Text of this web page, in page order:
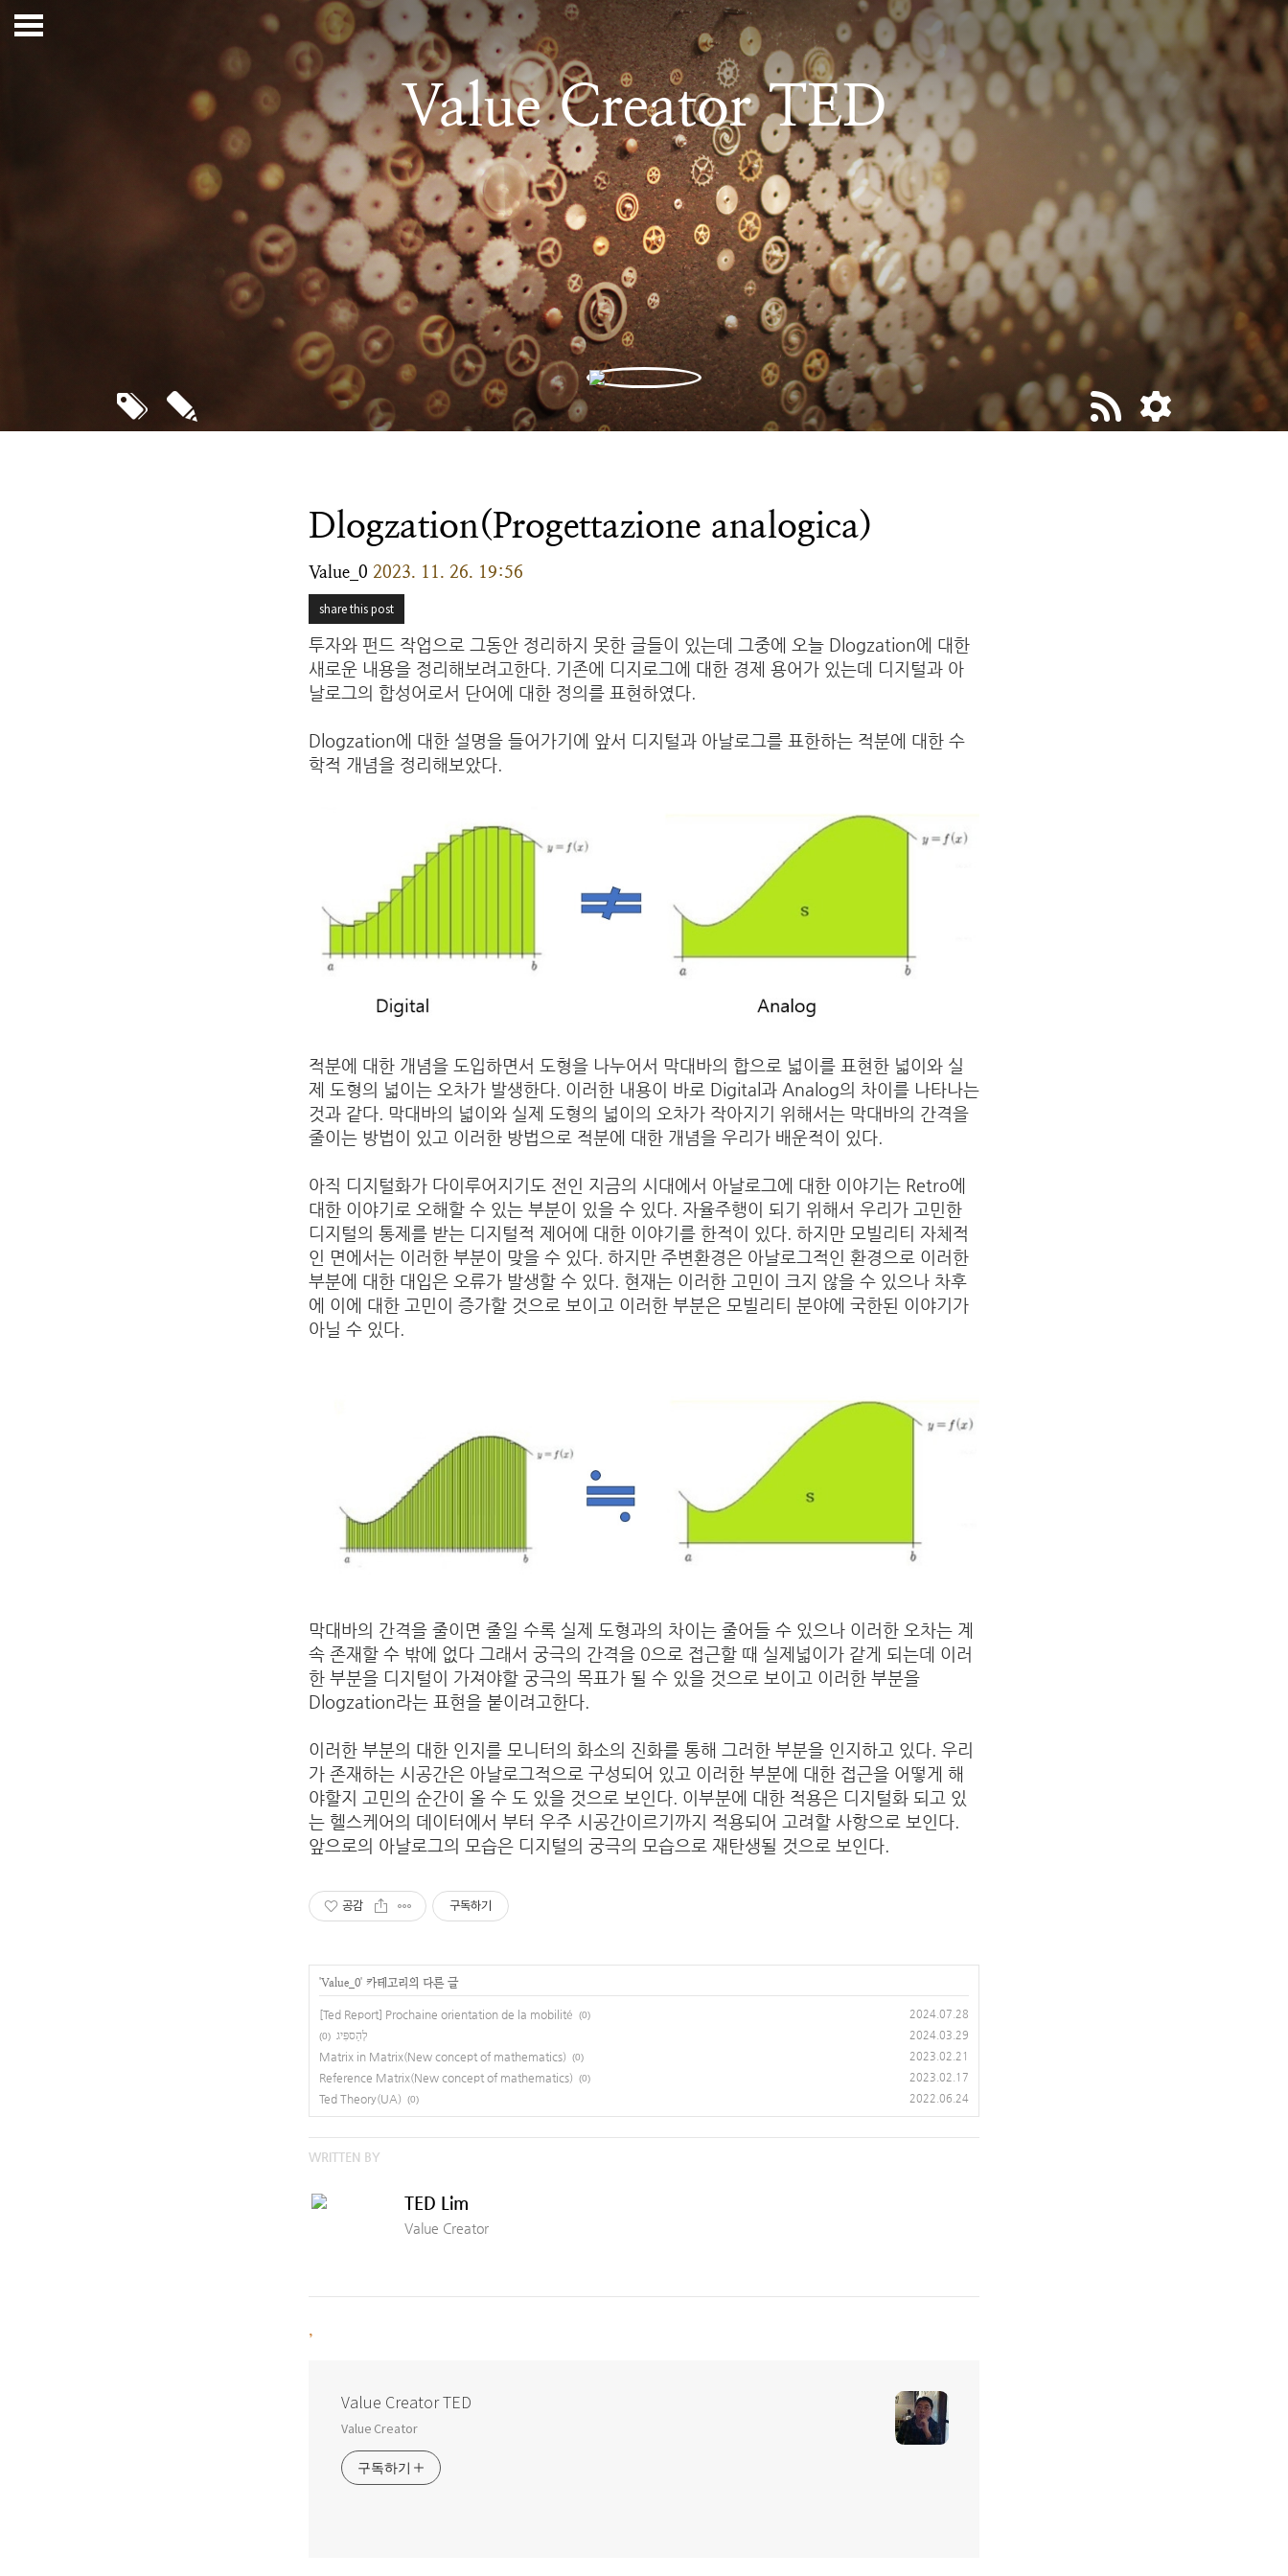
Value Creator TED
Dlogzation(Progettazione analogica)
Value_0 2023. 11. 26. 19:56
share this post
투자와 펀드 작업으로 그동안 정리하지 못한 글들이 있는데 그중에 오늘 Dlogzation에 대한
새로운 내용을 정리해보려고한다. 기존에 디지로그에 대한 경제 용어가 있는데 디지털과 아
날로그의 합성어로서 단어에 대한 정의를 표현하였다.
Dlogzation에 대한 설명을 들어가기에 앞서 디지털과 아날로그를 표한하는 적분에 대한 수
학적 개념을 정리해보았다.
적분에 대한 개념을 도입하면서 도형을 나누어서 막대바의 합으로 넓이를 표현한 넓이와 실
제 도형의 넓이는 오차가 발생한다. 이러한 내용이 바로 Digital과 Analog의 차이를 나타나는
것과 같다. 막대바의 넓이와 실제 도형의 넓이의 오차가 작아지기 위해서는 막대바의 간격을
줄이는 방법이 있고 이러한 방법으로 적분에 대한 개념을 우리가 배운적이 있다.
아직 디지털화가 다이루어지기도 전인 지금의 시대에서 아날로그에 대한 이야기는 Retro에
대한 이야기로 오해할 수 있는 부분이 있을 수 있다. 자율주행이 되기 위해서 우리가 고민한
디지털의 통제를 받는 디지털적 제어에 대한 이야기를 한적이 있다. 하지만 모빌리티 자체적
인 면에서는 이러한 부분이 맞을 수 있다. 하지만 주변환경은 아날로그적인 환경으로 이러한
부분에 대한 대입은 오류가 발생할 수 있다. 현재는 이러한 고민이 크지 않을 수 있으나 차후
에 이에 대한 고민이 증가할 것으로 보이고 이러한 부분은 모빌리티 분야에 국한된 이야기가
아닐 수 있다.
막대바의 간격을 줄이면 줄일 수록 실제 도형과의 차이는 줄어들 수 있으나 이러한 오차는 계
속 존재할 수 밖에 없다 그래서 궁극의 간격을 0으로 접근할 때 실제넓이가 같게 되는데 이러
한 부분을 디지털이 가져야할 궁극의 목표가 될 수 있을 것으로 보이고 이러한 부분을
Dlogzation라는 표현을 붙이려고한다.
이러한 부분의 대한 인지를 모니터의 화소의 진화를 통해 그러한 부분을 인지하고 있다. 우리
가 존재하는 시공간은 아날로그적으로 구성되어 있고 이러한 부분에 대한 접근을 어떻게 해
야할지 고민의 순간이 올 수 도 있을 것으로 보인다. 이부분에 대한 적용은 디지털화 되고 있
는 헬스케어의 데이터에서 부터 우주 시공간이르기까지 적용되어 고려할 사항으로 보인다.
앞으로의 아날로그의 모습은 디지털의 궁극의 모습으로 재탄생될 것으로 보인다.
공감 구독하기
'Value_0' 카테고리의 다른 글
[Ted Report] Prochaine orientation de la mobilité (0) 2024.07.28
לְהַספִּיג (0) 2024.03.29
Matrix in Matrix(New concept of mathematics) (0) 2023.02.21
Reference Matrix(New concept of mathematics) (0) 2023.02.17
Ted Theory(UA) (0) 2022.06.24
WRITTEN BY
TED Lim
Value Creator
,
Value Creator TED
Value Creator
구독하기
티스토리툴바